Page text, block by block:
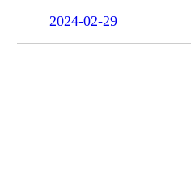
微？
2024-02-29